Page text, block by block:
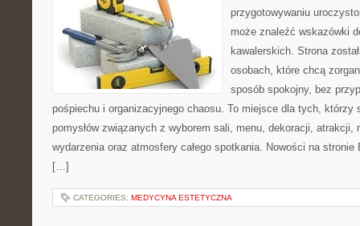
przygotowywaniu
może znaleźć wskazówki
kawalerskich. Strona
osobach, które chcą
sposób spokojny, bez
pośpiechu i organizacyjnego chaosu. To miejsce dla tych, którzy
pomysłów związanych z wyborem sali, menu, dekoracji, atrakcji,
wydarzenia oraz atmosfery całego spotkania. Nowości na
[…]
CATEGORIES: MEDYCYNA ESTETYCZNA